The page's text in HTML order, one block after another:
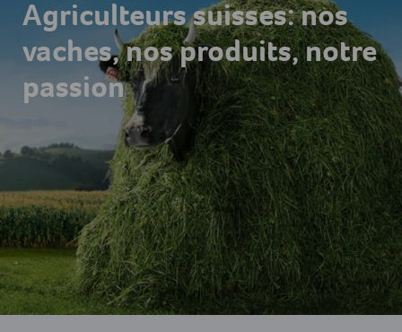
Agriculteurs suisses: nos
vaches, nos produits, notre
passion